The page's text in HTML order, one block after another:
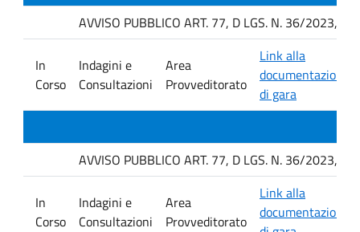
AVVISO PUBBLICO ART. 77, D LGS. N. 36/2023,
In
Corso
Indagini e
Consultazioni
Area
Provveditorato
Link alla
documentazione
di gara
AVVISO PUBBLICO ART. 77, D LGS. N. 36/2023,
In
Corso
Indagini e
Consultazioni
Area
Provveditorato
Link alla
documentazione